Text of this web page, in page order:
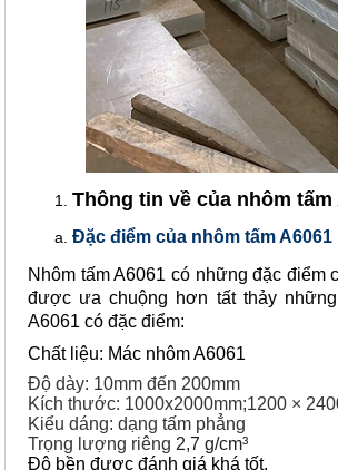
Thông tin về của nhôm tấm
Đặc điểm của nhôm tấm A6061
Nhôm tấm A6061 có những đặc điểm
được ưa chuộng hơn tất thảy
A6061 có đặc điểm:
Chất liệu: Mác nhôm A6061
Độ dày: 10mm đến 200mm
Kích thước: 1000x2000mm;1200 ×
Kiểu dáng: dạng tấm phẳng
Trọng lượng riêng 2,7 g/cm³
Độ bền được đánh giá khá tốt.